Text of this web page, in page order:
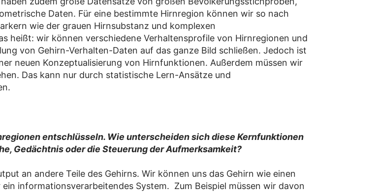
Daten. Für eine bestimmte Hirnregion können wir so nach
wie der grauen Hirnsubstanz und komplexen
heißt: wir können verschiedene Verhaltensprofile von Hirnregionen und
von Gehirn-Verhalten-Daten auf das ganze Bild schließen. Jedoch ist
neuen Konzeptualisierung von Hirnfunktionen. Außerdem müssen wir
Das kann nur durch statistische Lern-Ansätze und
entschlüsseln. Wie unterscheiden sich diese Kernfunktionen
Gedächtnis oder die Steuerung der Aufmerksamkeit?
an andere Teile des Gehirns. Wir können uns das Gehirn wie einen
informationsverarbeitendes System. Zum Beispiel müssen wir davon